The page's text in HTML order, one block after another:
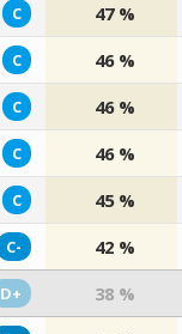
C 47 %
C 46 %
C 46 %
C 46 %
C 45 %
C- 42 %
D+ 38 %